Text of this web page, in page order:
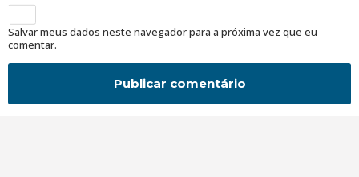
Salvar meus dados neste navegador para a próxima vez que eu
comentar.